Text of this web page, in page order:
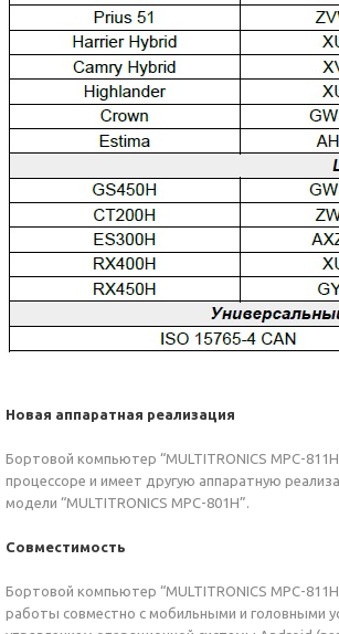
Новая аппаратная реализация
Бортовой компьютер “MULTITRONICS MPC-
процессоре и имеет другую аппаратную
модели “MULTITRONICS MPC-801H”.
Совместимость
Бортовой компьютер “MULTITRONICS MPC-
работы совместно с мобильными и головными